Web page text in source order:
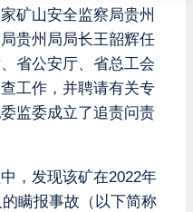
矿山安全监察局贵州
贵州局局长王韶辉任
省公安厅、省总工会
工作，并聘请有关专
监委成立了追责问责
，发现该矿在2022年
瞒报事故（以下简称